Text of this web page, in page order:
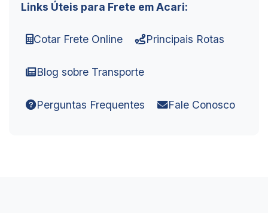
Links Úteis para Frete em Acari:
Cotar Frete Online Principais Rotas
Blog sobre Transporte
Perguntas Frequentes Fale Conosco